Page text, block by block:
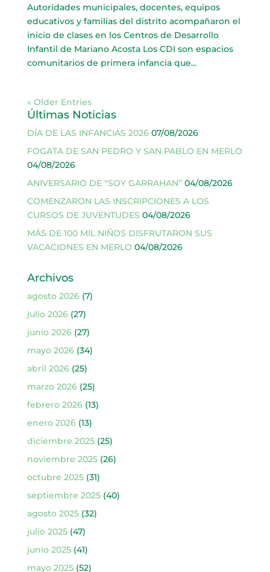
Autoridades municipales, docentes, equipos
educativos y familias del distrito acompañaron el
inicio de clases en los Centros de Desarrollo
Infantil de Mariano Acosta Los CDI son espacios
comunitarios de primera infancia que...
« Older Entries
Últimas Noticias
DÍA DE LAS INFANCIAS 2026 07/08/2026
FOGATA DE SAN PEDRO Y SAN PABLO EN MERLO
04/08/2026
ANIVERSARIO DE “SOY GARRAHAN” 04/08/2026
COMENZARON LAS INSCRIPCIONES A LOS
CURSOS DE JUVENTUDES 04/08/2026
MÁS DE 100 MIL NIÑOS DISFRUTARON SUS
VACACIONES EN MERLO 04/08/2026
Archivos
agosto 2026(7)
julio 2026(27)
junio 2026(27)
mayo 2026(34)
abril 2026(25)
marzo 2026(25)
febrero 2026(13)
enero 2026(13)
diciembre 2025(25)
noviembre 2025(26)
octubre 2025(31)
septiembre 2025(40)
agosto 2025(32)
julio 2025(47)
junio 2025(41)
mayo 2025(52)